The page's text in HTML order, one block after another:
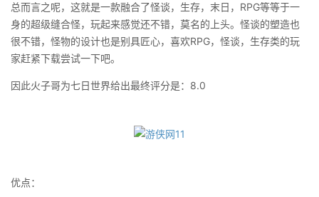
总而言之呢，这就是一款融合了怪谈，生存，末日，RPG等等于一
身的超级缝合怪，玩起来感觉还不错，莫名的上头。怪谈的塑造也
很不错，怪物的设计也是别具匠心，喜欢RPG，怪谈，生存类的玩
家赶紧下载尝试一下吧。
因此火子哥为七日世界给出最终评分是：8.0
优点：